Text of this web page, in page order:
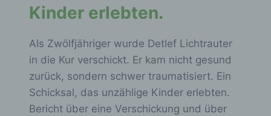
Kinder erlebten.
Als Zwölfjähriger wurde Detlef Lichtrauter
in die Kur verschickt. Er kam nicht gesund
zurück, sondern schwer traumatisiert. Ein
Schicksal, das unzählige Kinder erlebten.
Bericht über eine Verschickung und über
Einschränkung der Verarbeitung ist die
Markierung gespeicherter
personenbezogener Daten mit dem Ziel, ihre
künftige Verarbeitung einzuschränken.